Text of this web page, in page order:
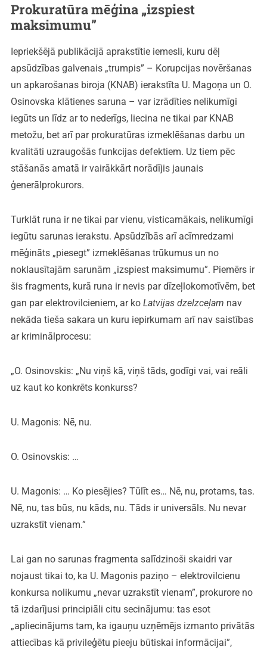
Prokuratūra mēģina „izspiest
maksimumu”
Iepriekšējā publikācijā aprakstītie iemesli, kuru dēļ
apsūdzības galvenais „trumpis” – Korupcijas novēršanas
un apkarošanas biroja (KNAB) ierakstīta U. Magoņa un O.
Osinovska klātienes saruna – var izrādīties nelikumīgi
iegūts un līdz ar to nederīgs, liecina ne tikai par KNAB
metožu, bet arī par prokuratūras izmeklēšanas darbu un
kvalitāti uzraugošās funkcijas defektiem. Uz tiem pēc
stāšanās amatā ir vairākkārt norādījis jaunais
ģenerālprokurors.
Turklāt runa ir ne tikai par vienu, visticamākais, nelikumīgi
iegūtu sarunas ierakstu. Apsūdzībās arī acīmredzami
mēģināts „piesegt” izmeklēšanas trūkumus un no
noklausītajām sarunām „izspiest maksimumu”. Piemērs ir
šis fragments, kurā runa ir nevis par dīzeļlokomotīvēm, bet
gan par elektrovilcieniem, ar ko Latvijas dzelzceļam nav
nekāda tieša sakara un kuru iepirkumam arī nav saistības
ar kriminālprocesu:
„O. Osinovskis: „Nu viņš kā, viņš tāds, godīgi vai, vai reāli
uz kaut ko konkrēts konkurss?
U. Magonis: Nē, nu.
O. Osinovskis: …
U. Magonis: … Ko piesējies? Tūlīt es… Nē, nu, protams, tas.
Nē, nu, tas būs, nu kāds, nu. Tāds ir universāls. Nu nevar
uzrakstīt vienam.”
Lai gan no sarunas fragmenta salīdzinoši skaidri var
nojaust tikai to, ka U. Magonis paziņo – elektrovilcienu
konkursa nolikumu „nevar uzrakstīt vienam”, prokurore no
tā izdarījusi principiāli citu secinājumu: tas esot
„apliecinājums tam, ka igauņu uzņēmējs izmanto privātās
attiecības kā privileģētu pieeju būtiskai informācijai”,